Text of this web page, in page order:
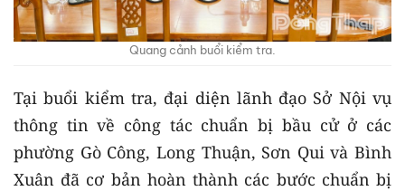
Quang cảnh buổi kiểm tra.
Tại buổi kiểm tra, đại diện lãnh đạo Sở Nội vụ
thông tin về công tác chuẩn bị bầu cử ở các
phường Gò Công, Long Thuận, Sơn Qui và Bình
Xuân đã cơ bản hoàn thành các bước chuẩn bị